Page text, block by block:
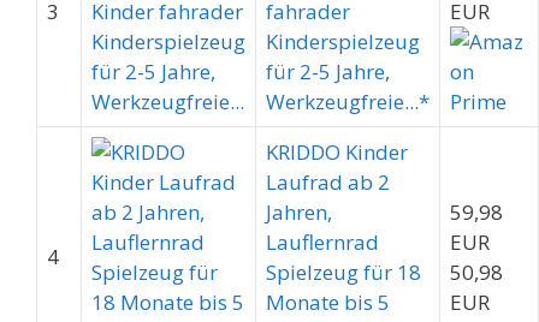
3
fahrader
Kinderspielzeug
für 2-5 Jahre,
Werkzeugfreie...*
EUR
4
KRIDDO Kinder
Laufrad ab 2
Jahren,
Lauflernrad
Spielzeug für 18
Monate bis 5
59,98
EUR
50,98
EUR